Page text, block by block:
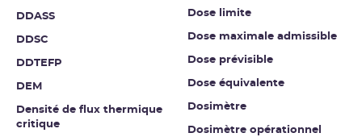
DDASS
DDSC
DDTEFP
DEM
Densité de flux thermique
critique
Dose limite
Dose maximale admissible
Dose prévisible
Dose équivalente
Dosimètre
Dosimètre opérationnel